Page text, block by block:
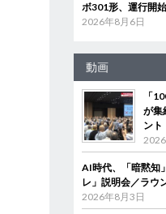
ボ301形、運行開
2026年8月6日
動画
「
が集
ント
AI時代、「暗黙知
レ」説明会／ラウ
2026年8月3日